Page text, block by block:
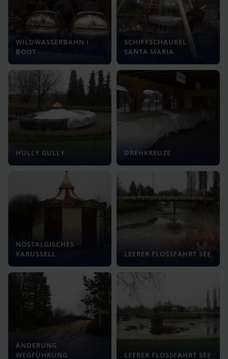
WILDWASSERBAHN I
BOOT
SCHIFFSCHAUKEL
SANTA MARIA
HULLY GULLY DREHKREUZE
NOSTALGISCHES
KARUSSELL
LEERER FLOSSFAHRT SEE
ÄNDERUNG
WEGFÜHRUNG
LEERER FLOSSFAHRT SEE